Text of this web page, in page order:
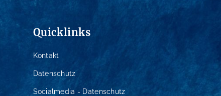
Quicklinks
Kontakt
Datenschutz
Socialmedia - Datenschutz